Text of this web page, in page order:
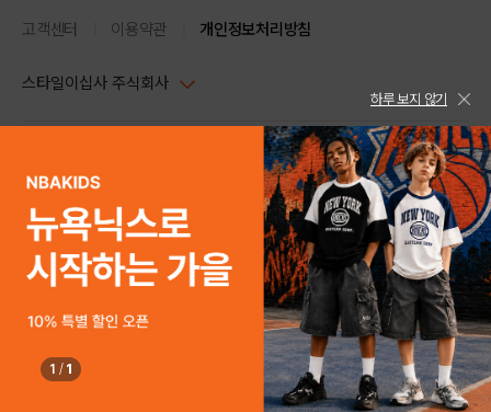
구매하기
고객센터 이용약관 개인정보처리방침
스타일이십사 주식회사
주소 : 서울시 강남구 논현로 633, 6층 (논현동, 한세엠케이빌딩)
사업자등록번호 : 116-81-32499
통신판매업신고번호 : 제 2024-서울강남-04239
호스팅 서비스 : 스타일이십사㈜
고객센터 1544-5336(평일 09:00~ 18:00 토/일/공휴일 휴무)
스타일24 고객센터 1544-5336
평일 09:00~ 18:00 (토/일/공휴일 휴무)
help Email : help@style24.com
COPYRIGHTⓒ2021 STYLE24 ALL RIGHTS RESERVED.
하루 보지 않기
1 / 1